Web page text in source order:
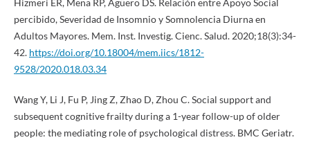
Hizmeri ER, Mena RP, Agüero DS. Relación entre Apoyo Social
percibido, Severidad de Insomnio y Somnolencia Diurna en
Adultos Mayores. Mem. Inst. Investig. Cienc. Salud. 2020;18(3):34-
42. https://doi.org/10.18004/mem.iics/1812-
9528/2020.018.03.34
Wang Y, Li J, Fu P, Jing Z, Zhao D, Zhou C. Social support and
subsequent cognitive frailty during a 1-year follow-up of older
people: the mediating role of psychological distress. BMC Geriatr.